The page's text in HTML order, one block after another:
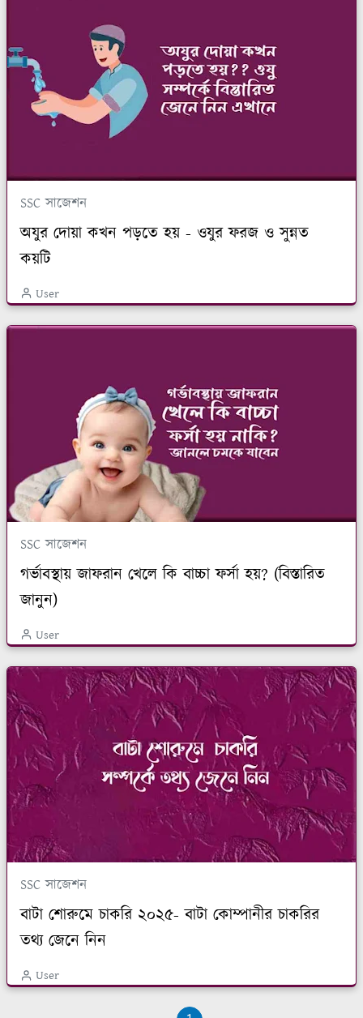
SSC সাজেশন
অযুর দোয়া কখন পড়তে হয় - ওযুর ফরজ ও সুন্নত
কয়টি
User
SSC সাজেশন
গর্ভাবস্থায় জাফরান খেলে কি বাচ্চা ফর্সা হয়? (বিস্তারিত
জানুন)
User
SSC সাজেশন
বাটা শোরুমে চাকরি ২০২৫- বাটা কোম্পানীর চাকরির
তথ্য জেনে নিন
User